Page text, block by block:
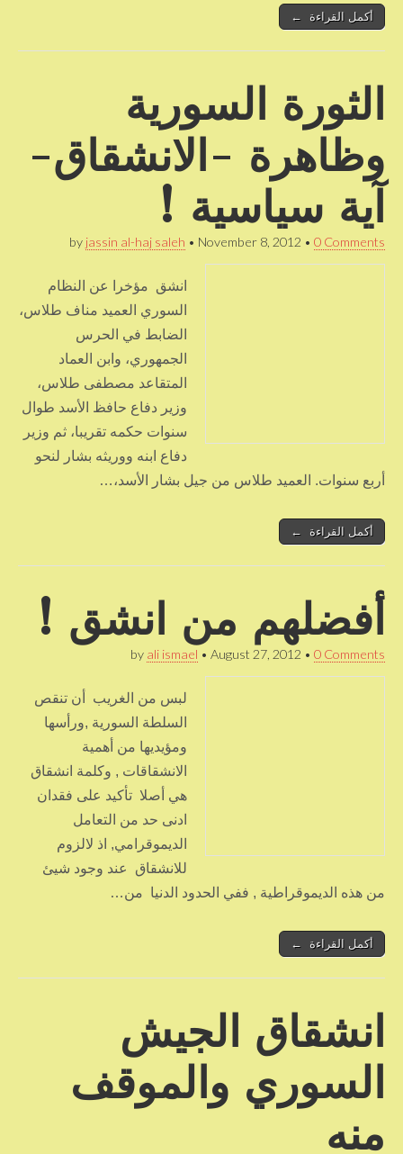
أكمل القراءة ←
الثورة السورية
وظاهرة -الانشقاق-
آية سياسية !
by jassin al-haj saleh • November 8, 2012 • 0 Comments
انشق مؤخرا عن النظام
السوري العميد مناف طلاس،
الضابط في الحرس
الجمهوري، وابن العماد
المتقاعد مصطفى طلاس،
وزير دفاع حافظ الأسد طوال
سنوات حكمه تقريبا، ثم وزير
دفاع ابنه ووريثه بشار لنحو
أربع سنوات. العميد طلاس من جيل بشار الأسد،…
أكمل القراءة ←
أفضلهم من انشق !
by ali ismael • August 27, 2012 • 0 Comments
لبس من الغريب أن تنقص
السلطة السورية ,ورأسها
ومؤيديها من أهمية
الانشقاقات , وكلمة انشقاق
هي أصلا تأكيد على فقدان
ادنى حد من التعامل
الديموقرامي, اذ لالزوم
للانشقاق عند وجود شيئ
من هذه الديموقراطية , ففي الحدود الدنيا من…
أكمل القراءة ←
انشقاق الجيش
السوري والموقف
منه